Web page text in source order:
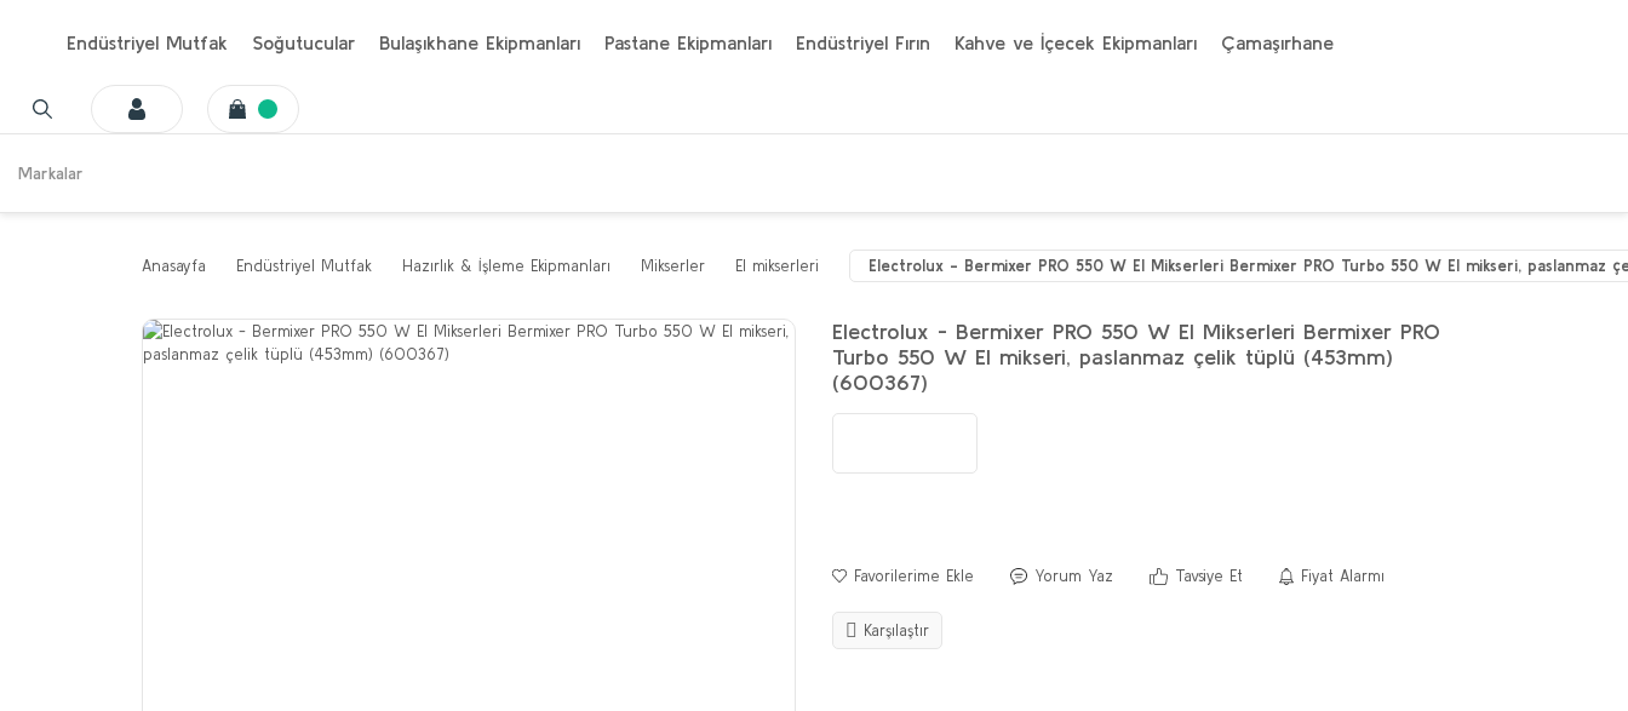
Endüstriyel Mutfak Soğutucular Bulaşıkhane Ekipmanları Pastane Ekipmanları Endüstriyel Fırın Kahve ve İçecek Ekipmanları Çamaşırhane
Markalar
Anasayfa Endüstriyel Mutfak Hazırlık & İşleme Ekipmanları Mikserler El mikserleri Electrolux - Bermixer PRO 550 W El Mikserleri Bermixer PRO Turbo 550 W El mikseri, paslanmaz
Electrolux - Bermixer PRO 550 W El Mikserleri Bermixer PRO
Turbo 550 W El mikseri, paslanmaz çelik tüplü (453mm)
(600367)
Yorum Yaz Tavsiye Et Fiyat Alarmı
Karşılaştır